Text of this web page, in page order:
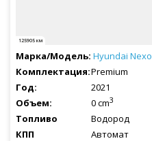
125905 км
Hyundai Nexo
Premium
2021
0 cm3
Водород
Автомат